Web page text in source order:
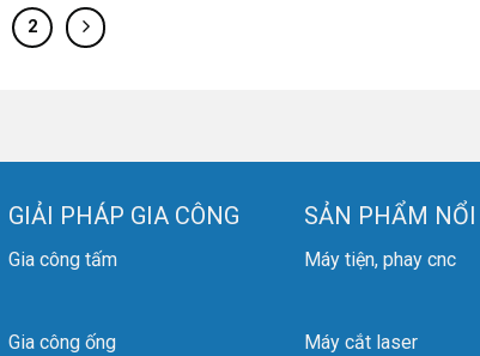
2
GIẢI PHÁP GIA CÔNG
Gia công tấm
Gia công ống
SẢN PHẨM
Máy tiện, phay cnc
Máy cắt laser